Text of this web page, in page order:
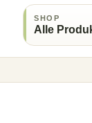
SHOP
Alle